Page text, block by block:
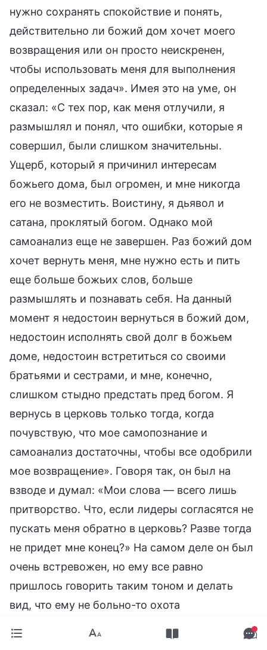
нужно сохранять спокойствие и понять,
действительно ли божий дом хочет моего
возвращения или он просто неискренен,
чтобы использовать меня для выполнения
определенных задач». Имея это на уме, он
сказал: «С тех пор, как меня отлучили, я
размышлял и понял, что ошибки, которые я
совершил, были слишком значительны.
Ущерб, который я причинил интересам
божьего дома, был огромен, и мне никогда
его не возместить. Воистину, я дьявол и
сатана, проклятый богом. Однако мой
самоанализ еще не завершен. Раз божий дом
хочет вернуть меня, мне нужно есть и пить
еще больше божьих слов, больше
размышлять и познавать себя. На данный
момент я недостоин вернуться в божий дом,
недостоин исполнять свой долг в божьем
доме, недостоин встретиться со своими
братьями и сестрами, и мне, конечно,
слишком стыдно предстать пред богом. Я
вернусь в церковь только тогда, когда
почувствую, что мое самопознание и
самоанализ достаточны, чтобы все одобрили
мое возвращение». Говоря так, он был на
взводе и думал: «Мои слова — всего лишь
притворство. Что, если лидеры согласятся не
пускать меня обратно в церковь? Разве тогда
не придет мне конец?» На самом деле он был
очень встревожен, но ему все равно
пришлось говорить таким тоном и делать
вид, что ему не больно-то охота
произнося эти слова? (Он проверял,